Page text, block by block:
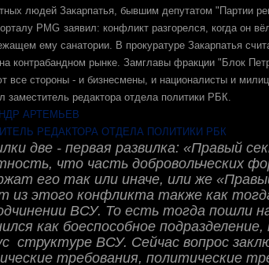
людей Закарпатья, бывшим депутатом "Партии
PMG заявил: конфликт разгорелся, когда он
ему санатории. В прокуратуре Закарпатья
контрабандном рынке. Замглавы фракции "Блок
все стороны - и бизнесмены, и националисты и
заместитель редактора отдела политики РБК.
АРТЕМЬЕВ
РЕДАКТОРА ОТДЕЛА ПОЛИТИКИ РБК
две - первая развилка: «Правый
что часть добровольческих
его так или иначе, или же
из этого конфликта также как
ВСУ. То есть тогда пошли
как боеспособное
структуре ВСУ. Сейчас вопрос
требования, политические